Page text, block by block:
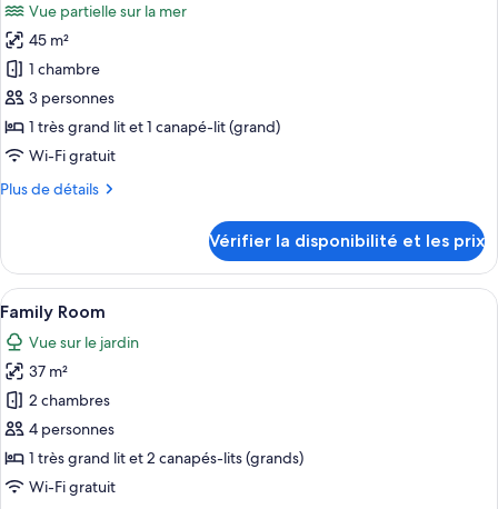
Supérieure
photos
pour
ce
type
de
chambre :
Luxe
avec
lits
jumeaux,
vue
partielle
sur
la
mer
Vue partielle sur la mer
45 m²
1 chambre
3 personnes
1 très grand lit et 1 canapé-lit (grand)
Wi-Fi gratuit
Plus de détails
Plus
le
type
de
chambre
Chambre
Luxe
Double
ou
avec
lits
jumeaux,
vue
Vérifier la disponibilité et les prix
Afficher
toutes
les
photos
pour
ce
type
de
Une chambre d’hôtel comprenant
14
Family Room
Vue sur le jardin
37 m²
2 chambres
4 personnes
1 très grand lit et 2 canapés-lits (grands)
Wi-Fi gratuit